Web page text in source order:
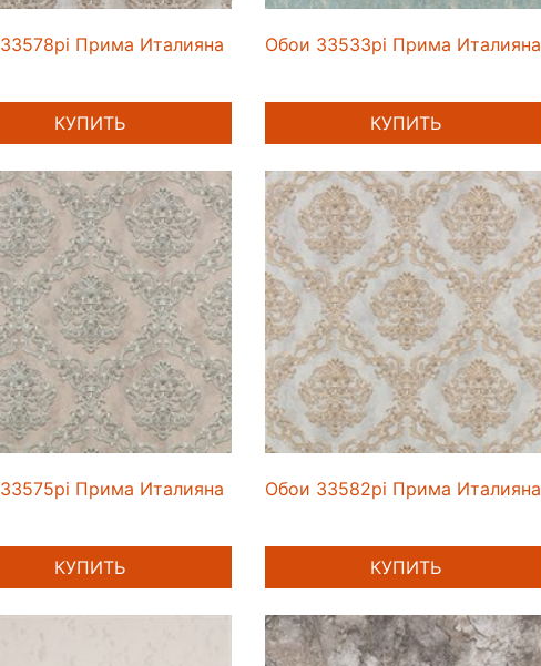
Прима Италияна
КУПИТЬ
Обои 33533pi Прима Италияна
КУПИТЬ
Прима Италияна
КУПИТЬ
Обои 33582pi Прима Италияна
КУПИТЬ